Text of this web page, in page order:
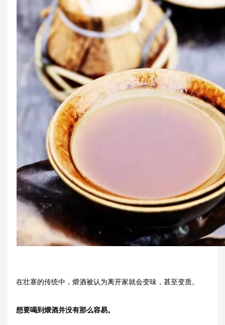
在壮寨的传统中，煨酒被认为离开家就会变味，甚至变质。
想要喝到煨酒并没有那么容易。